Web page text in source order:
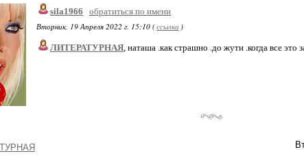
sila1966
обратиться по имени
Вторник, 19 Апреля 2022 г. 15:10 (ссылка )
ЛИТЕРАТУРНАЯ, наташа .как страшно .до жути .когда все это